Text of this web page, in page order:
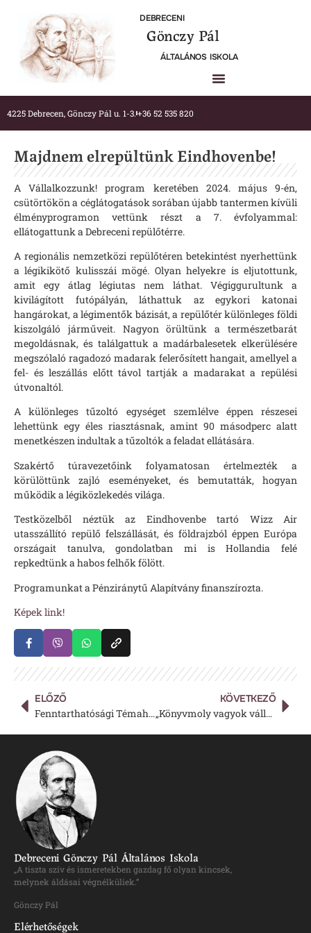
DEBRECENI
Gönczy Pál
ÁLTALÁNOS ISKOLA
4225 Debrecen, Gönczy Pál u. 1-3.+36 52 535 820
Majdnem elrepültünk Eindhovenbe!
A Vállalkozzunk! program keretében 2024. május 9-én,
csütörtökön a céglátogatások sorában újabb tantermen kívüli
élményprogramon vettünk részt a 7. évfolyammal:
ellátogattunk a Debreceni repülőtérre.
A regionális nemzetközi repülőtéren betekintést nyerhettünk
a légikikötő kulisszái mögé. Olyan helyekre is eljutottunk,
amit egy átlag légiutas nem láthat. Végiggurultunk a
kivilágított futópályán, láthattuk az egykori katonai
hangárokat, a légimentők bázisát, a repülőtér különleges földi
kiszolgáló járműveit. Nagyon örültünk a természetbarát
megoldásnak, és találgattuk a madárbalesetek elkerülésére
megszólaló ragadozó madarak felerősített hangait, amellyel a
fel- és leszállás előtt távol tartják a madarakat a repülési
útvonaltól.
A különleges tűzoltó egységet szemlélve éppen részesei
lehettünk egy éles riasztásnak, amint 90 másodperc alatt
menetkészen indultak a tűzoltók a feladat ellátására.
Szakértő túravezetőink folyamatosan értelmezték a
körülöttünk zajló eseményeket, és bemutatták, hogyan
működik a légiközlekedés világa.
Testközelből néztük az Eindhovenbe tartó Wizz Air
utasszállító repülő felszállását, és földrajzból éppen Európa
országait tanulva, gondolatban mi is Hollandia felé
repkedtünk a habos felhők fölött.
Programunkat a Pénziránytű Alapítvány finanszírozta.
Képek link!
ELŐZŐ
Fenntarthatósági Témahét – Gönczy-hét
KÖVETKEZŐ
„Könyvmoly vagyok vállalom!”
Debreceni Gönczy Pál Általános Iskola
„A tiszta szív és ismeretekben gazdag fő olyan kincsek,
melynek áldásai végnélküliek.”
Gönczy Pál
Elérhetőségek